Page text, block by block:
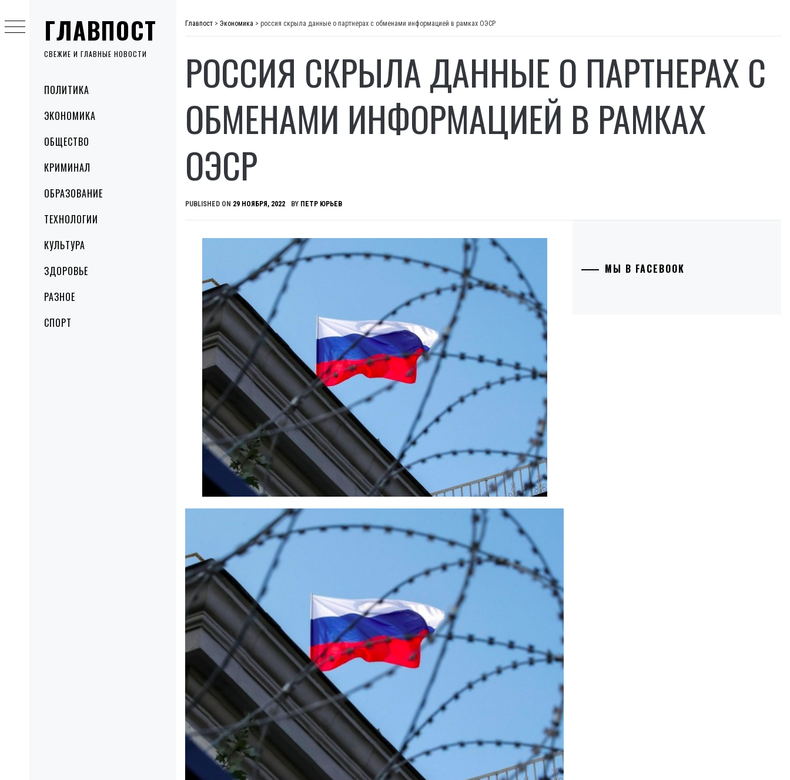
ГЛАВПОСТ
СВЕЖИЕ И ГЛАВНЫЕ НОВОСТИ
MenuПОЛИТИКА
ЭКОНОМИКА
ОБЩЕСТВО
КРИМИНАЛ
ОБРАЗОВАНИЕ
ТЕХНОЛОГИИ
КУЛЬТУРА
ЗДОРОВЬЕ
РАЗНОЕ
СПОРТ
to
content
Главпост > Экономика > россия скрыла данные о партнерах с обменами информацией в рамках ОЭСР
РОССИЯ СКРЫЛА ДАННЫЕ О ПАРТНЕРАХ С
ОБМЕНАМИ ИНФОРМАЦИЕЙ В РАМКАХ
ОЭСР
PUBLISHED ON 29 НОЯБРЯ, 2022 BY ПЕТР ЮРЬЕВ
МЫ В FACEBOOK